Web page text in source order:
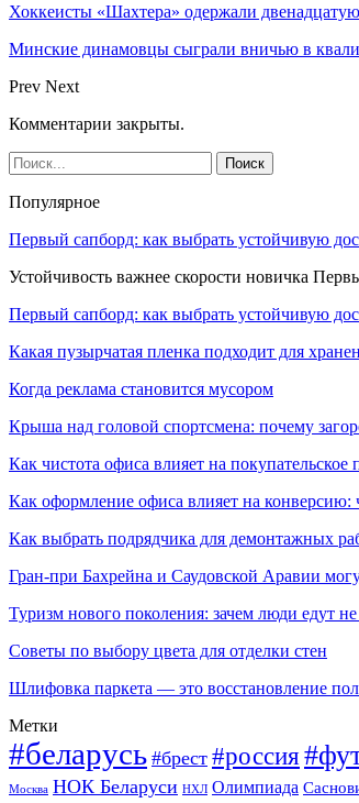
Хоккеисты «Шахтера» одержали двенадцатую
Минские динамовцы сыграли вничью в
Prev Next
Комментарии закрыты.
Популярное
Первый сапборд: как выбрать устойчивую
Устойчивость важнее скорости новичка
Первый сапборд: как выбрать устойчивую
Какая пузырчатая пленка подходит для
Когда реклама становится мусором
Крыша над головой спортсмена: почему
Как чистота офиса влияет на
Как оформление офиса влияет на конверсию:
Как выбрать подрядчика для демонтажных
Гран-при Бахрейна и Саудовской Аравии
Туризм нового поколения: зачем люди едут
Советы по выбору цвета для отделки стен
Шлифовка паркета — это восстановление
Метки
#беларусь #брест #россия
Москва НОК Беларуси НХЛ Олимпиада